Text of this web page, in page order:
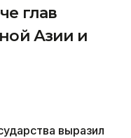
глав
Азии и
выразил